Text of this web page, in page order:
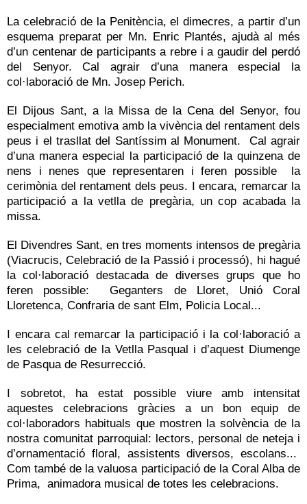
La celebració de la Penitència, el dimecres, a partir d’un
esquema preparat per Mn. Enric Plantés, ajudà al més
d’un centenar de participants a rebre i a gaudir del perdó
del Senyor. Cal agrair d’una manera especial la
col·laboració de Mn. Josep Perich.
El Dijous Sant, a la Missa de la Cena del Senyor, fou
especialment emotiva amb la vivència del rentament dels
peus i el trasllat del Santíssim al Monument. Cal agrair
d’una manera especial la participació de la quinzena de
nens i nenes que representaren i feren possible la
cerimònia del rentament dels peus. I encara, remarcar la
participació a la vetlla de pregària, un cop acabada la
missa.
El Divendres Sant, en tres moments intensos de pregària
(Viacrucis, Celebració de la Passió i processó), hi hagué
la col·laboració destacada de diverses grups que ho
feren possible: Geganters de Lloret, Unió Coral
Lloretenca, Confraria de sant Elm, Policia Local...
I encara cal remarcar la participació i la col·laboració a
les celebració de la Vetlla Pasqual i d’aquest Diumenge
de Pasqua de Resurrecció.
I sobretot, ha estat possible viure amb intensitat
aquestes celebracions gràcies a un bon equip de
col·laboradors habituals que mostren la solvència de la
nostra comunitat parroquial: lectors, personal de neteja i
d’ornamentació floral, assistents diversos, escolans...
Com també de la valuosa participació de la Coral Alba de
Prima, animadora musical de totes les celebracions.